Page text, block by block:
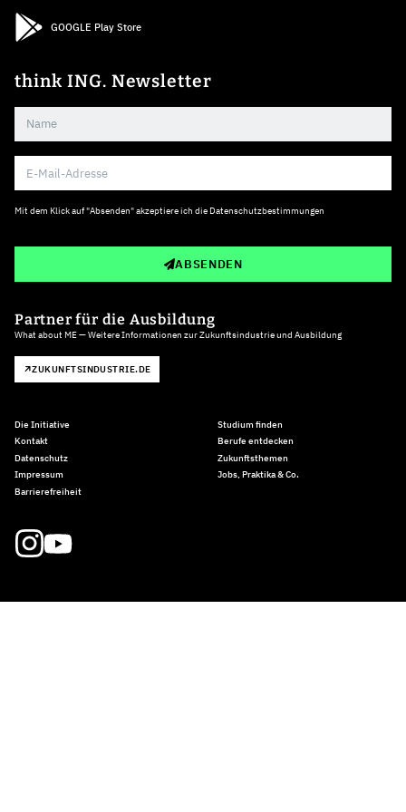
GOOGLE Play Store
think ING. Newsletter
Mit dem Klick auf "Absenden" akzeptiere ich die Datenschutzbestimmungen
ABSENDEN
Partner für die Ausbildung
What about ME — Weitere Informationen zur Zukunftsindustrie und Ausbildung
ZUKUNFTSINDUSTRIE.DE
Die Initiative
Kontakt
Datenschutz
Impressum
Barrierefreiheit
Studium finden
Berufe entdecken
Zukunftsthemen
Jobs, Praktika & Co.